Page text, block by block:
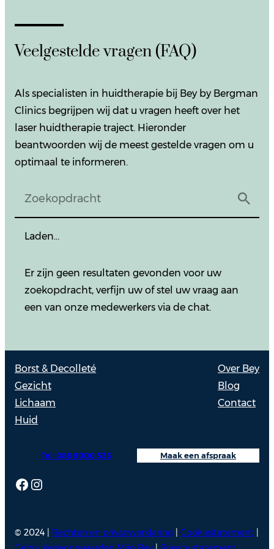
Veelgestelde vragen (FAQ)
Als specialisten in huidtherapie bij Bey by Bergman
Clinics begrijpen wij dat u vragen heeft over het
laser huidtherapie traject. Hieronder
beantwoorden wij de meest gestelde vragen om u
optimaal te informeren.
Laden…
Er zijn geen resultaten gevonden voor uw
zoekopdracht, verfijn uw of stel uw vraag aan
een van onze medewerkers via de chat.
Borst & Decolleté
Gezicht
Lichaam
Huid
Over Bey
Blog
Contact
Facebook
Instagram
Maak een afspraak
Tel: 088 9000 535
© 2024 | Rechten en privacyverklaring Cookiestatement